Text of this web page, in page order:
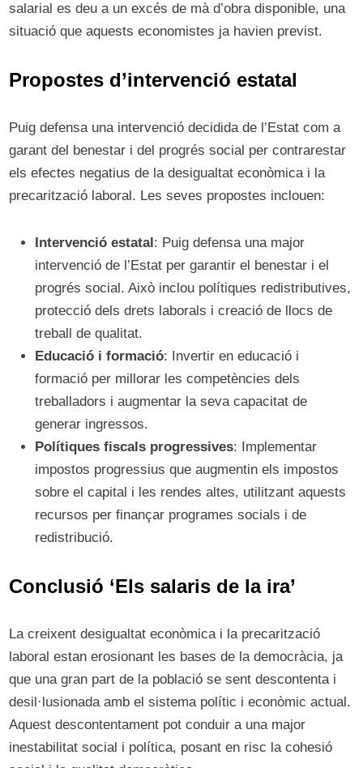
salarial es deu a un excés de mà d’obra disponible, una
situació que aquests economistes ja havien previst.
Propostes d’intervenció estatal
Puig defensa una intervenció decidida de l’Estat com a
garant del benestar i del progrés social per contrarestar
els efectes negatius de la desigualtat econòmica i la
precarització laboral. Les seves propostes inclouen:
Intervenció estatal : Puig defensa una major
intervenció de l’Estat per garantir el benestar i el
progrés social. Això inclou polítiques redistributives,
protecció dels drets laborals i creació de llocs de
treball de qualitat.
Educació i formació: Invertir en educació i
formació per millorar les competències dels
treballadors i augmentar la seva capacitat de
generar ingressos.
Polítiques fiscals progressives: Implementar
impostos progressius que augmentin els impostos
sobre el capital i les rendes altes, utilitzant aquests
recursos per finançar programes socials i de
redistribució.
Conclusió ‘Els salaris de la ira’
La creixent desigualtat econòmica i la precarització
laboral estan erosionant les bases de la democràcia, ja
que una gran part de la població se sent descontenta i
desil·lusionada amb el sistema polític i econòmic actual.
Aquest descontentament pot conduir a una major
inestabilitat social i política, posant en risc la cohesió